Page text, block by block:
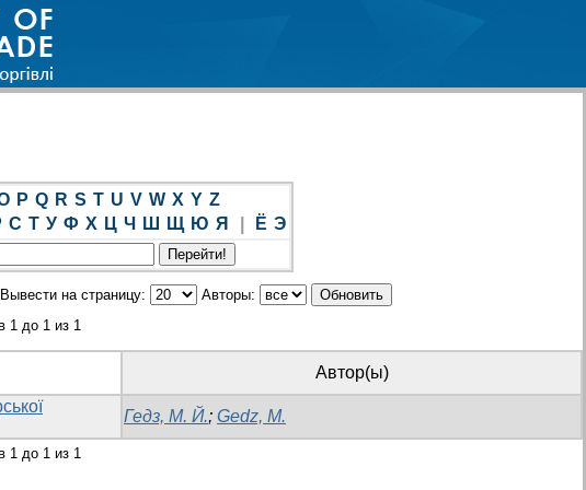
P Q R S T U V W X Y Z
С Т У Ф Х Ц Ч Ш Щ Ю Я Ё Э
Вывести на страницу:
Авторы:
1 до 1 из 1
Автор(ы)
Гедз, М. Й.; Gedz, M.
1 до 1 из 1